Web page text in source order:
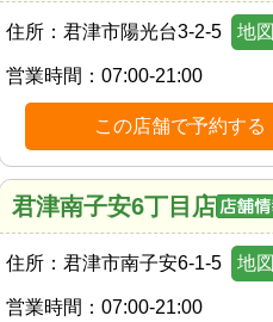
住所： 君津市陽光台3-2-5 地図
営業時間： 07:00-21:00
この店舗で予約する
君津南子安6丁目店
住所： 君津市南子安6-1-5 地図
営業時間： 07:00-21:00